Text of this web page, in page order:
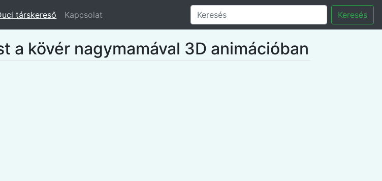
társkereső Kapcsolat Keresés
a kövér nagymamával 3D animációban